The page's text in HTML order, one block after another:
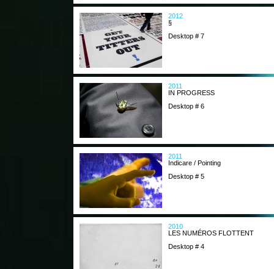
2012
§
Desktop # 7
2011
IN PROGRESS
Desktop # 6
2011
Indicare / Pointing
Desktop # 5
2010
LES NUMÉROS FLOTTENT
Desktop # 4